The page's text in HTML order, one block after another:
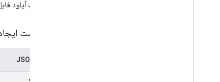
درخواست آپلود
درخواست